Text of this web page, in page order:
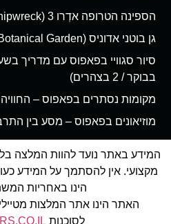
הספינה הטרופה אדְרו 3 (Edro III Shipwreck) בפאפוס
גן בוטני אדוניס (Adonis Botanical Garden) בפאפוס
בבוקר / 2 בצהרים)
מקומות נסתרים בפאפוס –
מוזיאונים בפאפוס – מסע בין
המידע באתר נועד להוות המלצה
מקצועי. אין להסתמך על המידע
הינו באחריות
האתר הינו אתר המלצות
לסוכנות